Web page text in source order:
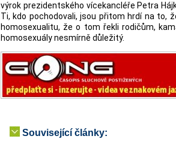
výrok prezidentského vícekancléře Petra
Ti, kdo pochodovali, jsou přitom hrdí na to,
homosexualitu, že o tom řekli rodičům,
homosexuály nesmírně důležitý.
Související články: